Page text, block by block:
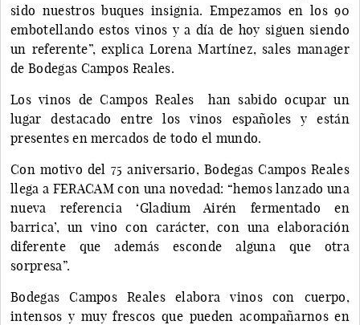
sido nuestros buques insignia. Empezamos en los 90
embotellando estos vinos y a día de hoy siguen siendo
un referente”, explica Lorena Martínez, sales manager
de Bodegas Campos Reales.
Los vinos de Campos Reales han sabido ocupar un
lugar destacado entre los vinos españoles y están
presentes en mercados de todo el mundo.
Con motivo del 75 aniversario, Bodegas Campos Reales
llega a FERACAM con una novedad: “hemos lanzado una
nueva referencia ‘Gladium Airén fermentado en
barrica’, un vino con carácter, con una elaboración
diferente que además esconde alguna que otra
sorpresa”.
Bodegas Campos Reales elabora vinos con cuerpo,
intensos y muy frescos que pueden acompañarnos en